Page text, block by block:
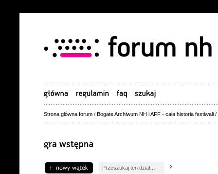
Strona główna forum / Bogate Archiwum NH i AFF - cała historia festiwali /
Napisz wątek